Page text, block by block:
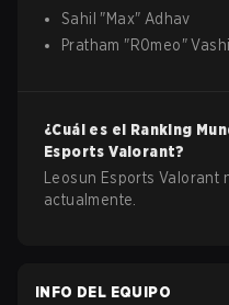
Sahil "Max" Adhav
Pratham "R0meo"
¿Cuál es el Ranking
Esports Valorant?
Leosun Esports
actualmente.
INFO DEL EQUIPO